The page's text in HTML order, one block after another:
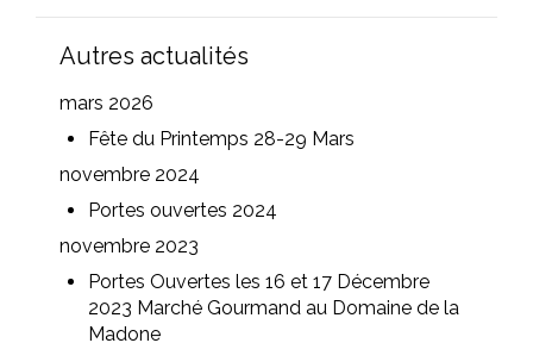
Autres actualités
mars 2026
Fête du Printemps 28-29 Mars
novembre 2024
Portes ouvertes 2024
novembre 2023
Portes Ouvertes les 16 et 17 Décembre
2023 Marché Gourmand au Domaine de la
Madone